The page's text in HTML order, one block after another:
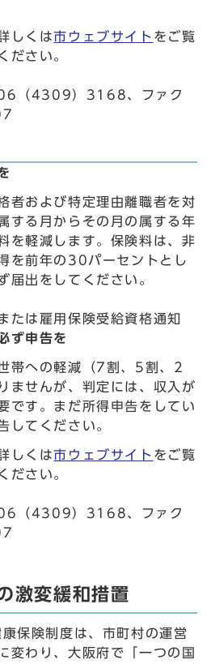
しくは市ウェブサイト をご覧
ださい。
（4309）3168、ファク
者および特定理由離職者を対
する月からその月の属する年
を軽減します。保険料は、非
を前年の30パーセントとし
届出をしてください。
たは雇用保険受給資格通知
ず申告を
帯への軽減（7割、5割、2
ませんが、判定には、収入が
です。まだ所得申告をしてい
してください。
しくは市ウェブサイト をご覧
ださい。
（4309）3168、ファク
激変緩和措置
保険制度は、市町村の運営
変わり、大阪府で「一つの国